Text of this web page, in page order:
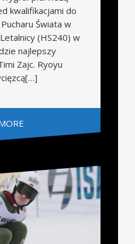
kwalifikacjami do
Świata w
(HS240) w
najlepszy
Zajc. Ryoyu